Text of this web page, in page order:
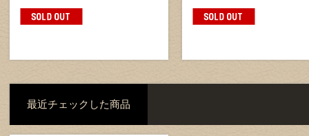
最近チェックした商品